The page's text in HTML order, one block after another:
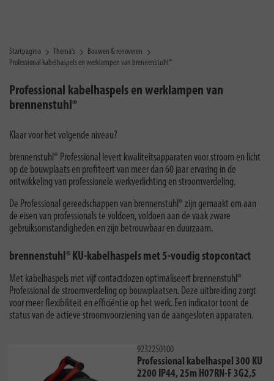
Startpagina Thema's
Bouwen & renoveren
Professional kabelhaspels en werklampen van brennenstuhl®
Professional kabelhaspels en werklampen van
brennenstuhl®
Klaar voor het volgende niveau?
brennenstuhl® Professional levert kwaliteitsapparaten voor stroom en licht
op de bouwplaats en profiteert van meer dan 60 jaar ervaring in de
ontwikkeling van professionele werkverlichting en stroomverdeling.
De Professional gereedschappen van brennenstuhl® zijn gemaakt om aan
de eisen van professionals te voldoen, voldoen aan de vaak zware
gebruiksomstandigheden en zijn betrouwbaar en duurzaam.
brennenstuhl® KU-kabelhaspels met 5-voudig stopcontact
Met kabelhaspels met vijf contactdozen optimaliseert brennenstuhl®
Professional de stroomverdeling op bouwplaatsen. Deze uitbreiding zorgt
voor meer flexibiliteit en efficiëntie op het werk. Een indicator toont de
status van de actieve stroomvoorziening van de aangesloten apparaten.
9232250100
Professional kabelhaspel 300 KU
2200 IP44, 25m H07RN-F 3G2,5